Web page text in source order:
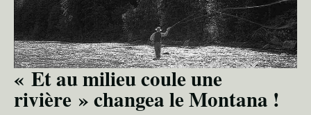
« Et au milieu coule une
rivière » changea le Montana !